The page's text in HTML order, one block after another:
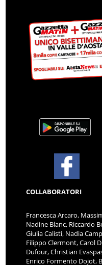
COLLABORATORI
Francesca Arcaro,
Nadine Blanc, Riccardo
Giulia Calisti, Nadia
Filippo Clermont, Carol
Dufour, Christian
Enrico Formento Dojot,